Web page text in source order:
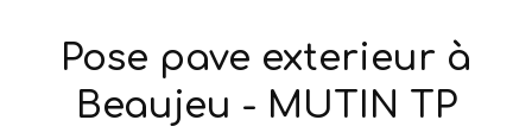
Pose pave exterieur à
Beaujeu - MUTIN TP